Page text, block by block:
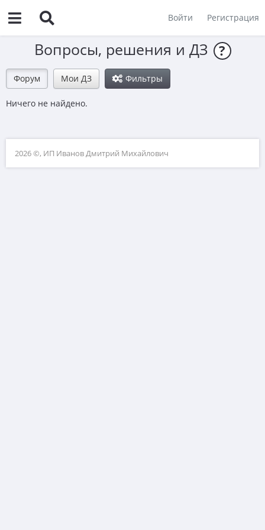
Войти Регистрация
Вопросы, решения и ДЗ ?
Форум Мои ДЗ Фильтры
Ничего не найдено.
2026 ©, ИП Иванов Дмитрий Михайлович